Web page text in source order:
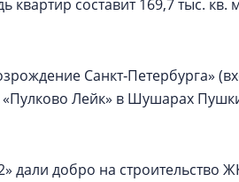
составит 169,7 тыс. кв.
Санкт‑Петербурга»
Лейк» в Шушарах
дали добро на строительство